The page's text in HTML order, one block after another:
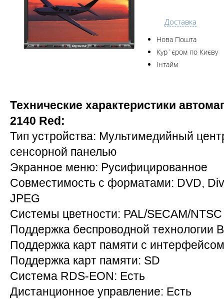
Доставка
Нова Пошта
Кур`єром по Києву
Інтайм
Технические характеристики
2140 Red:
Тип устройства: Мультимедийный
сенсорной панелью
Экранное меню: Русифицированное
Совместимость с форматами: DVD,
JPEG
Системы цветности: PAL/SECAM/NTSC
Поддержка беспроводной технологии
Поддержка карт памяти с
Поддержка карт памяти: SD
Система RDS-EON: Есть
Дистанционное управление: Есть